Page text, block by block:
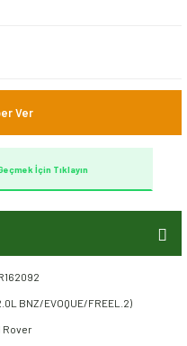
Ver
İçin Tıklayın
BNZ/EVOQUE/FREEL.2)
Rover